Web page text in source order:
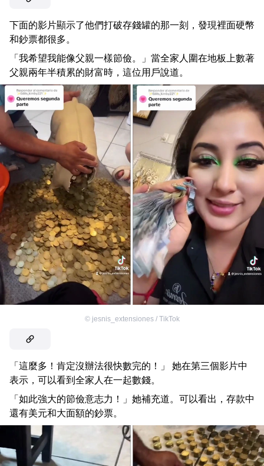
下面的影片顯示了他們打破存錢罐的那一刻，發現裡面硬幣
和鈔票都很多。
「我希望我能像父親一樣節儉。」當全家人圍在地板上數著
父親兩年半積累的財富時，這位用戶說道。
© jesnis_extensiones / TikTok
「這麼多！肯定沒辦法很快數完的！」 她在第三個影片中
表示，可以看到全家人在一起數錢。
「如此強大的節儉意志力！」她補充道。可以看出，存款中
還有美元和大面額的鈔票。